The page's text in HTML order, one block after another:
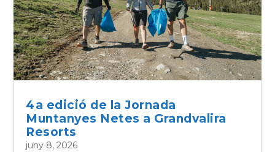
4a edició de la Jornada
Muntanyes Netes a Grandvalira
Resorts
juny 8, 2026